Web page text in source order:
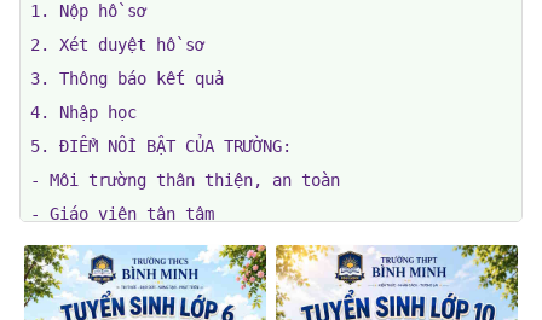
1. Nộp hồ sơ
2. Xét duyệt hồ sơ
3. Thông báo kết quả
4. Nhập học
5. ĐIỂM NỔI BẬT CỦA TRƯỜNG:
- Môi trường thân thiện, an toàn
- Giáo viên tận tâm
- Cơ sở vật chất hiện đại
- Hoạt động ngoại khóa đa dạng
6. THÔNG TIN LIÊN HỆ: